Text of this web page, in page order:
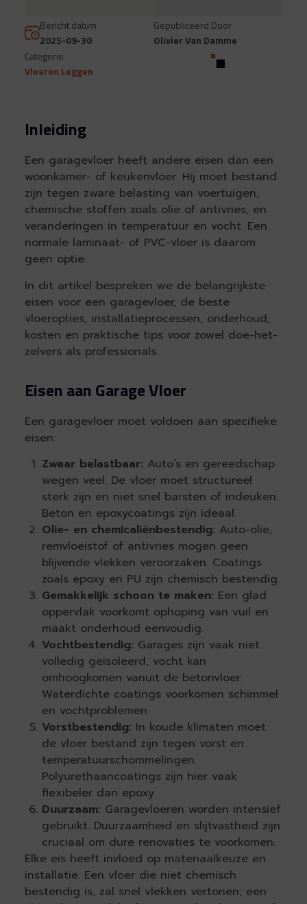
Bericht datum
2025-09-30
Gepubliceerd Door
Olivier Van Damme
Categorie
Vloeren Leggen
Inleiding
Een garagevloer heeft andere eisen dan een
woonkamer- of keukenvloer. Hij moet bestand
zijn tegen zware belasting van voertuigen,
chemische stoffen zoals olie of antivries, en
veranderingen in temperatuur en vocht. Een
normale laminaat- of PVC-vloer is daarom
geen optie.
In dit artikel bespreken we de belangrijkste
eisen voor een garagevloer, de beste
vloeropties, installatieprocessen, onderhoud,
kosten en praktische tips voor zowel doe-het-
zelvers als professionals.
Eisen aan Garage Vloer
Een garagevloer moet voldoen aan specifieke
eisen:
Zwaar belastbaar: Auto’s en gereedschap
wegen veel. De vloer moet structureel
sterk zijn en niet snel barsten of indeuken.
Beton en epoxycoatings zijn ideaal.
Olie- en chemicaliënbestendig: Auto-olie,
remvloeistof of antivries mogen geen
blijvende vlekken veroorzaken. Coatings
zoals epoxy en PU zijn chemisch bestendig.
Gemakkelijk schoon te maken: Een glad
oppervlak voorkomt ophoping van vuil en
maakt onderhoud eenvoudig.
Vochtbestendig: Garages zijn vaak niet
volledig geïsoleerd, vocht kan
omhoogkomen vanuit de betonvloer.
Waterdichte coatings voorkomen schimmel
en vochtproblemen.
Vorstbestendig: In koude klimaten moet
de vloer bestand zijn tegen vorst en
temperatuurschommelingen.
Polyurethaancoatings zijn hier vaak
flexibeler dan epoxy.
Duurzaam: Garagevloeren worden intensief
gebruikt. Duurzaamheid en slijtvastheid zijn
cruciaal om dure renovaties te voorkomen.
Elke eis heeft invloed op materiaalkeuze en
installatie. Een vloer die niet chemisch
bestendig is, zal snel vlekken vertonen; een